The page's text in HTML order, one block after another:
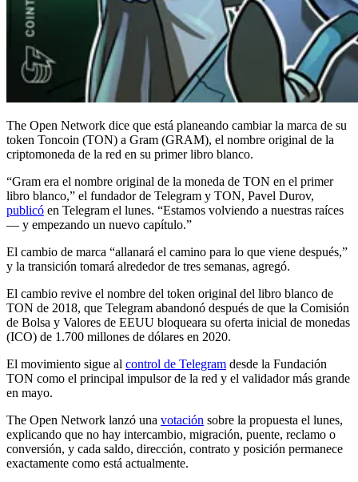
The Open Network dice que está planeando cambiar la marca de su
token Toncoin (TON) a Gram (GRAM), el nombre original de la
criptomoneda de la red en su primer libro blanco.
“Gram era el nombre original de la moneda de TON en el primer
libro blanco,” el fundador de Telegram y TON, Pavel Durov,
publicó en Telegram el lunes. “Estamos volviendo a nuestras raíces
— y empezando un nuevo capítulo.”
El cambio de marca “allanará el camino para lo que viene después,”
y la transición tomará alrededor de tres semanas, agregó.
El cambio revive el nombre del token original del libro blanco de
TON de 2018, que Telegram abandonó después de que la Comisión
de Bolsa y Valores de EEUU bloqueara su oferta inicial de monedas
(ICO) de 1.700 millones de dólares en 2020.
El movimiento sigue al control de Telegram desde la Fundación
TON como el principal impulsor de la red y el validador más grande
en mayo.
The Open Network lanzó una votación sobre la propuesta el lunes,
explicando que no hay intercambio, migración, puente, reclamo o
conversión, y cada saldo, dirección, contrato y posición permanece
exactamente como está actualmente.